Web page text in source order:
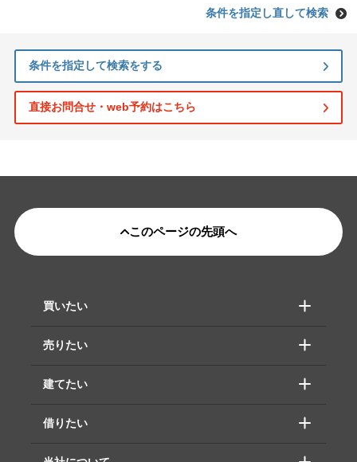
条件を指定し直して検索
条件を指定して検索をする
直接お問合せ・web予約はこちら
このページの先頭へ
買いたい
売りたい
建てたい
借りたい